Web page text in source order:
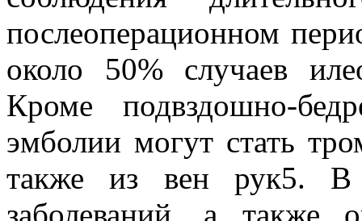
послеоперационном
около 50% случаев
Кроме подвздошно-
эмболии могут стать
также из вен рук5. В
заболеваний, а также